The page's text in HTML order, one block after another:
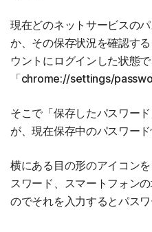
現在どのネットサービスの
か、その保存状況を確認す
ウントにログインした状態
「chrome://settings/
そこで「保存したパスワー
が、現在保存中のパスワード
横にある目の形のアイコン
スワード、スマートフォン
のでそれを入力するとパス